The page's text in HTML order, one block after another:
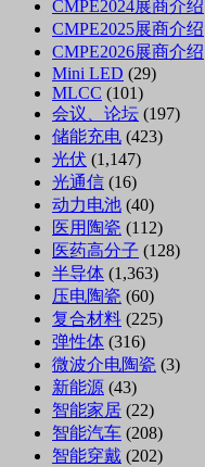
CMPE2024展商介绍
CMPE2025展商介绍
CMPE2026展商介绍
Mini LED (29)
MLCC (101)
会议、论坛 (197)
储能充电 (423)
光伏 (1,147)
光通信 (16)
动力电池 (40)
医用陶瓷 (112)
医药高分子 (128)
半导体 (1,363)
压电陶瓷 (60)
复合材料 (225)
弹性体 (316)
微波介电陶瓷 (3)
新能源 (43)
智能家居 (22)
智能汽车 (208)
智能穿戴 (202)